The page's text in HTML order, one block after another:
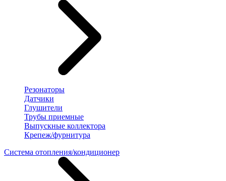
Резонаторы
Датчики
Глушители
Трубы приемные
Выпускные коллектора
Крепеж/фурнитура
Система отопления/кондиционер